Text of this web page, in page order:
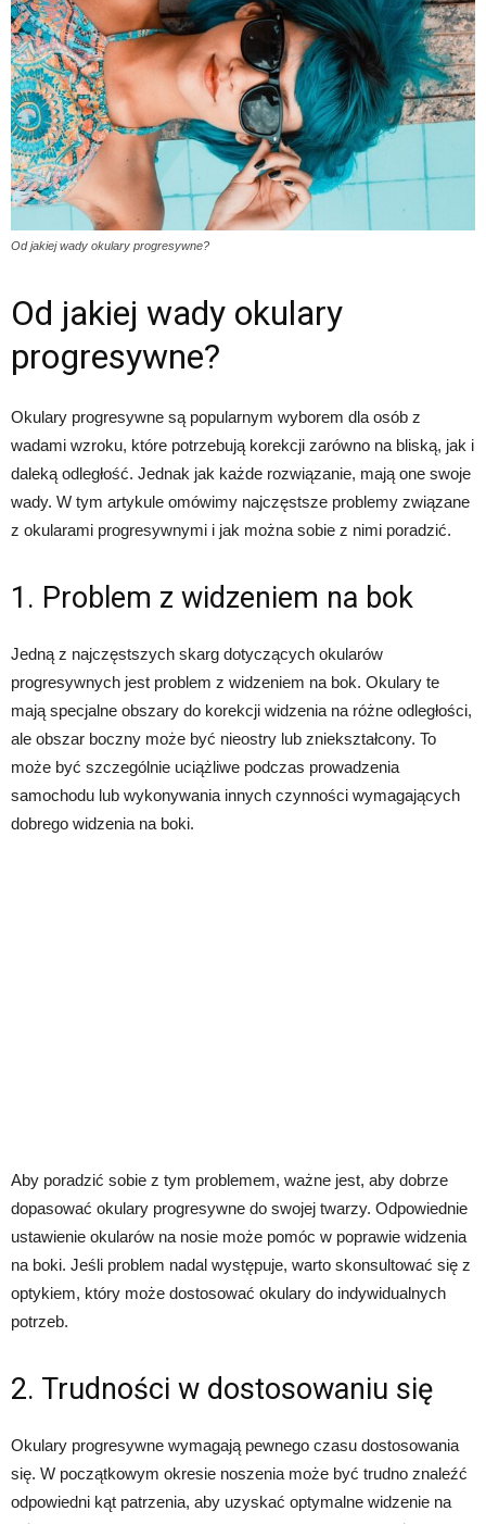
Od jakiej wady okulary progresywne?
Od jakiej wady okulary
progresywne?
Okulary progresywne są popularnym wyborem dla osób z
wadami wzroku, które potrzebują korekcji zarówno na bliską, jak i
daleką odległość. Jednak jak każde rozwiązanie, mają one swoje
wady. W tym artykule omówimy najczęstsze problemy związane
z okularami progresywnymi i jak można sobie z nimi poradzić.
1. Problem z widzeniem na bok
Jedną z najczęstszych skarg dotyczących okularów
progresywnych jest problem z widzeniem na bok. Okulary te
mają specjalne obszary do korekcji widzenia na różne odległości,
ale obszar boczny może być nieostry lub zniekształcony. To
może być szczególnie uciążliwe podczas prowadzenia
samochodu lub wykonywania innych czynności wymagających
dobrego widzenia na boki.
Aby poradzić sobie z tym problemem, ważne jest, aby dobrze
dopasować okulary progresywne do swojej twarzy. Odpowiednie
ustawienie okularów na nosie może pomóc w poprawie widzenia
na boki. Jeśli problem nadal występuje, warto skonsultować się z
optykiem, który może dostosować okulary do indywidualnych
potrzeb.
2. Trudności w dostosowaniu się
Okulary progresywne wymagają pewnego czasu dostosowania
się. W początkowym okresie noszenia może być trudno znaleźć
odpowiedni kąt patrzenia, aby uzyskać optymalne widzenie na